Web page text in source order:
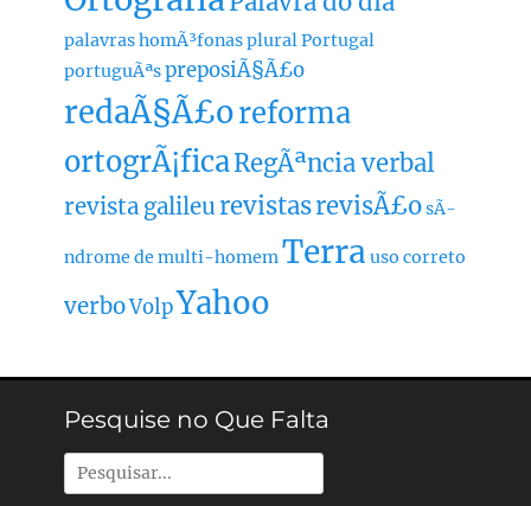
palavras homÃ³fonasplural Portugal
portuguÃªspreposiÃ§Ã£o
redaÃ§Ã£oreforma
ortogrÃ¡ficaRegÃªncia verbal
revista galileu revistasrevisÃ£osÃ­
ndrome de multi-homem Terra uso correto
verboVolpYahoo
Pesquise no Que Falta
Pesquisar
por: